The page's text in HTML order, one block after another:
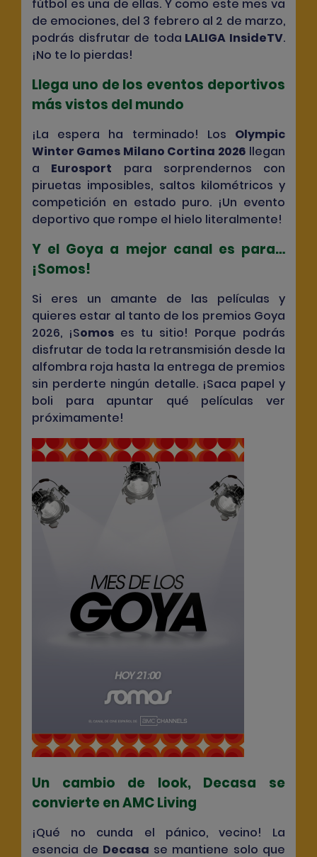
fútbol es una de ellas. Y como este mes va
de emociones, del 3 febrero al 2 de marzo,
podrás disfrutar de toda LALIGA InsideTV.
¡No te lo pierdas!
Llega uno de los eventos deportivos
más vistos del mundo
¡La espera ha terminado! Los Olympic
Winter Games Milano Cortina 2026 llegan
a Eurosport
para sorprendernos con
piruetas imposibles, saltos kilométricos y
competición en estado puro. ¡Un evento
deportivo que rompe el hielo literalmente!
Y el Goya a mejor canal es para…
¡Somos!
Si eres un amante de las películas y
quieres estar al tanto de los premios Goya
2026, ¡Somos es tu sitio! Porque podrás
disfrutar de toda la retransmisión desde la
alfombra roja hasta la entrega de premios
sin perderte ningún detalle. ¡Saca papel y
boli para apuntar qué películas ver
próximamente!
Un cambio de look, Decasa se
convierte en AMC Living
¡Qué no cunda el pánico, vecino! La
esencia de Decasa se mantiene solo que